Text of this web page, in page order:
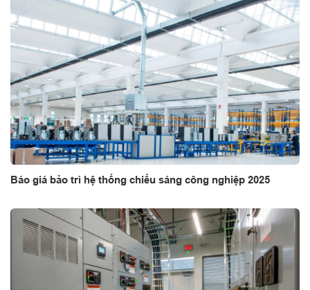
Báo giá bảo trì hệ thống chiếu sáng công nghiệp 2025